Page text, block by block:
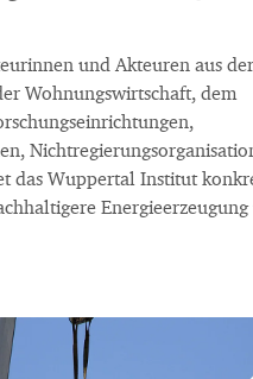
und Akteuren aus der
Wohnungswirtschaft, dem
das Wuppertal Institut
Energieerzeugung